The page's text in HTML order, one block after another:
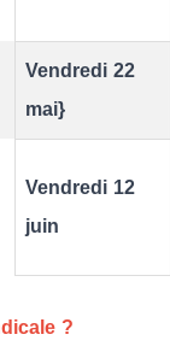
Vendredi 22
mai}
Vendredi 12
juin
?